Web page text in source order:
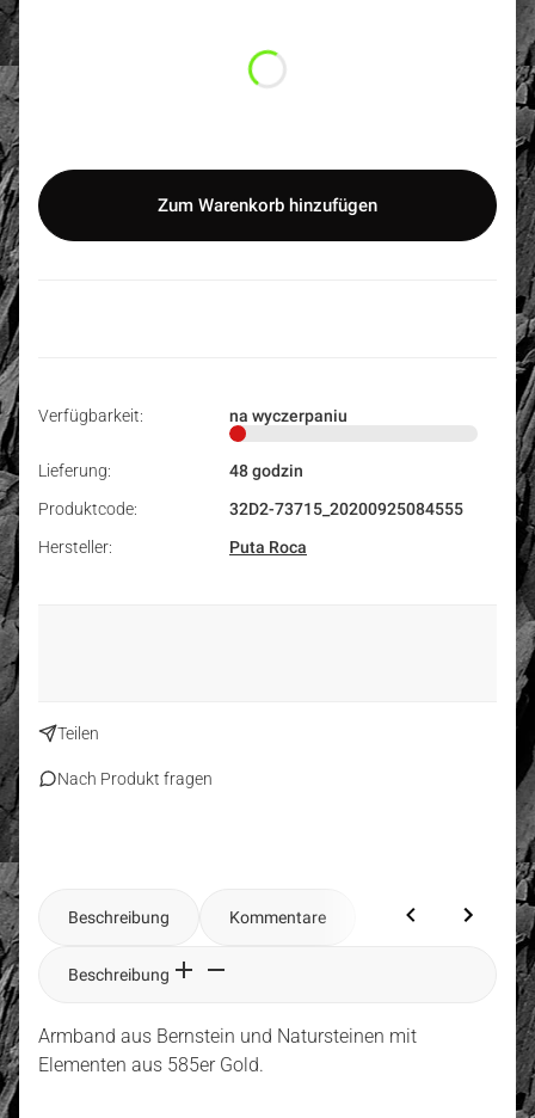
Zum Warenkorb hinzufügen
Verfügbarkeit: na wyczerpaniu
Lieferung:
48 godzin
Produktcode:
32D2-73715_20200925084555
Hersteller:
Puta Roca
Teilen
Nach Produkt fragen
Beschreibung Kommentare
Beschreibung
Armband aus Bernstein und Natursteinen mit
Elementen aus 585er Gold.